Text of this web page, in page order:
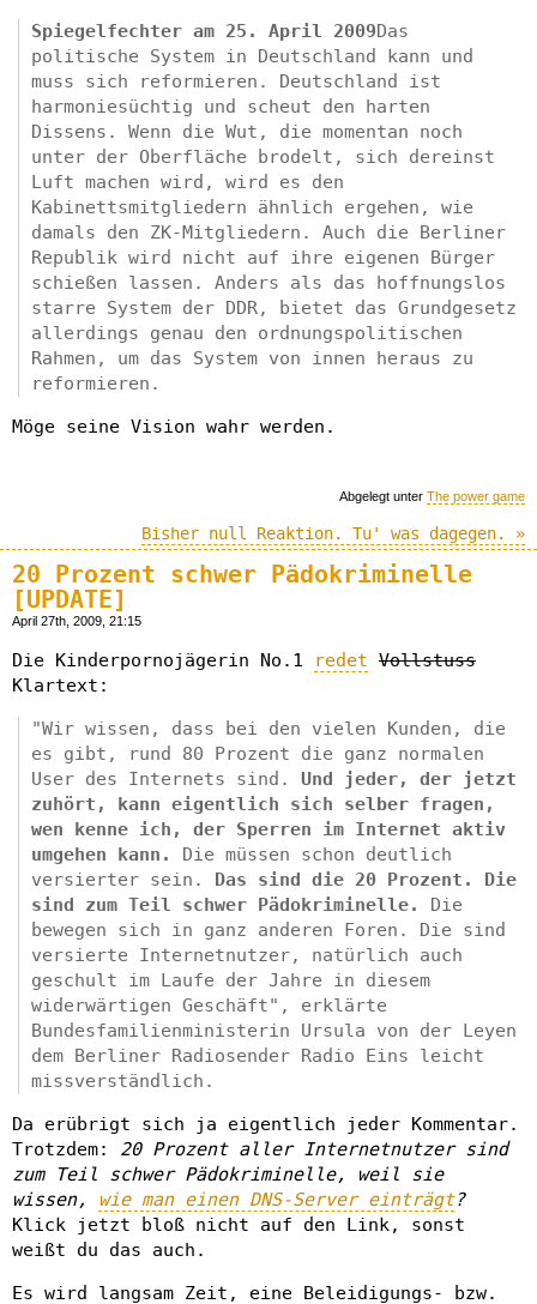
Spiegelfechter am 25. April 2009Das
politische System in Deutschland kann und
muss sich reformieren. Deutschland ist
harmoniesüchtig und scheut den harten
Dissens. Wenn die Wut, die momentan noch
unter der Oberfläche brodelt, sich dereinst
Luft machen wird, wird es den
Kabinettsmitgliedern ähnlich ergehen, wie
damals den ZK-Mitgliedern. Auch die Berliner
Republik wird nicht auf ihre eigenen Bürger
schießen lassen. Anders als das hoffnungslos
starre System der DDR, bietet das Grundgesetz
allerdings genau den ordnungspolitischen
Rahmen, um das System von innen heraus zu
reformieren.
Möge seine Vision wahr werden.
Abgelegt unter The power game
Bisher null Reaktion. Tu' was dagegen. »
20 Prozent schwer Pädokriminelle
[UPDATE]
April 27th, 2009, 21:15
Die Kinderpornojägerin No.1 redet Vollstuss
Klartext:
"Wir wissen, dass bei den vielen Kunden, die
es gibt, rund 80 Prozent die ganz normalen
User des Internets sind. Und jeder, der jetzt
zuhört, kann eigentlich sich selber fragen,
wen kenne ich, der Sperren im Internet aktiv
umgehen kann.
Die müssen schon deutlich
versierter sein. Das sind die 20 Prozent. Die
sind zum Teil schwer Pädokriminelle.
Die
bewegen sich in ganz anderen Foren. Die sind
versierte Internetnutzer, natürlich auch
geschult im Laufe der Jahre in diesem
widerwärtigen Geschäft", erklärte
Bundesfamilienministerin Ursula von der Leyen
dem Berliner Radiosender Radio Eins leicht
missverständlich.
Da erübrigt sich ja eigentlich jeder Kommentar.
Trotzdem: 20 Prozent aller Internetnutzer sind
zum Teil schwer Pädokriminelle, weil sie
wissen,
wie man einen DNS-Server einträgt?
Klick jetzt bloß nicht auf den Link, sonst
weißt du das auch.
Es wird langsam Zeit, eine Beleidigungs- bzw.